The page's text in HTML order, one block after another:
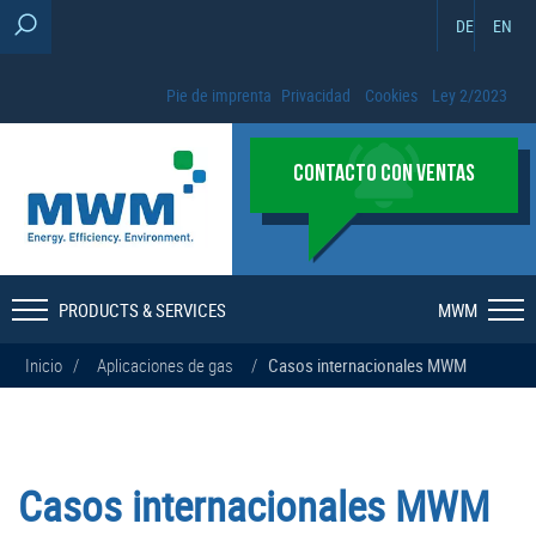
DE EN
Pie de imprenta Privacidad Cookies Ley 2/2023
CONTACTO CON VENTAS
PRODUCTS & SERVICES MWM
Inicio / Aplicaciones de gas / Casos internacionales MWM
Casos internacionales MWM